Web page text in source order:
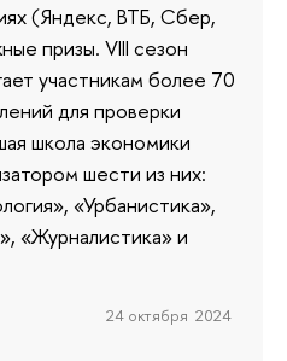
(Яндекс, ВТБ, Сбер,
призы. VIII сезон
участникам более 70
для проверки
школа экономики
шести из них:
«Урбанистика»,
«Журналистика» и
24 октября 2024